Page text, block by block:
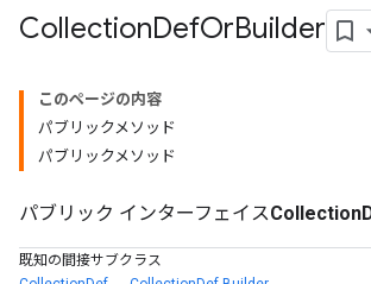
CollectionDefOrBuilder
このページの内容
パブリックメソッド
パブリックメソッド
パブリック インターフェイス
既知の間接サブクラス